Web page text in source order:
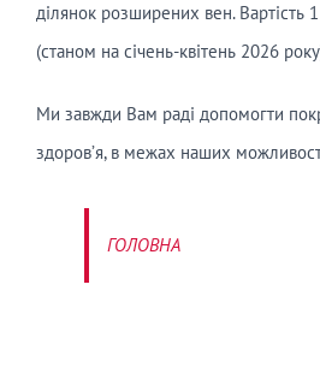
ділянок розширених вен. Вартість
(станом на січень-квітень 2026
Ми завжди Вам раді допомогти
здоров’я, в межах наших
ГОЛОВНА